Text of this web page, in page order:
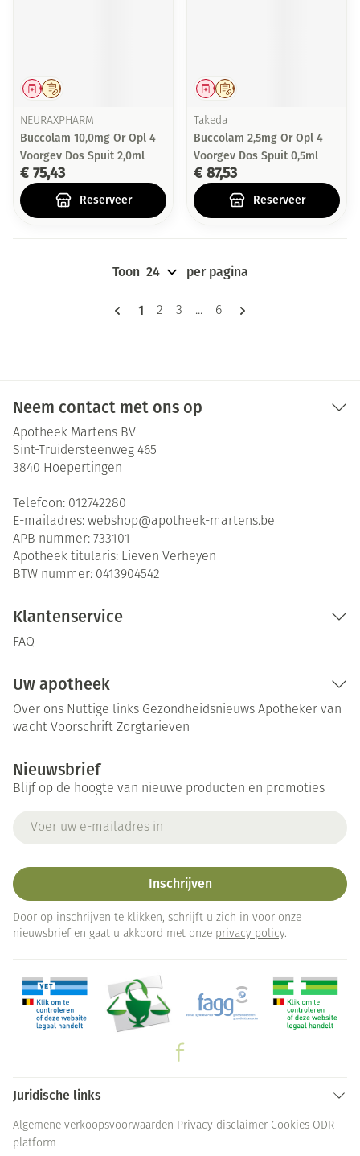
Op voorschrift
Geneesmiddel
NEURAXPHARM
Buccolam 10,0mg Or Opl 4
Voorgev Dos Spuit 2,0ml
€ 75,43
Reserveer
Op voorschrift
Geneesmiddel
Takeda
Buccolam 2,5mg Or Opl 4
Voorgev Dos Spuit 0,5ml
€ 87,53
Reserveer
Pagina's
U lees momenteel pagina
1 Pagina
2 Pagina
3 ... Pagina
6
Toon per pagina
Neem contact met ons op
Apotheek Martens BV
Sint-Truidersteenweg 465
3840 Hoepertingen
Telefoon: 012742280
E-mailadres: webshop@apotheek-martens.be
APB nummer: 733101
Apotheek titularis: Lieven Verheyen
BTW nummer: 0413904542
Klantenservice
FAQ
Uw apotheek
Over ons Nuttige links Gezondheidsnieuws Apotheker van
wacht Voorschrift Zorgtarieven
Nieuwsbrief
Blijf op de hoogte van nieuwe producten en promoties
Inschrijven
Door op inschrijven te klikken, schrijft u zich in voor onze
nieuwsbrief en gaat u akkoord met onze privacy policy.
Juridische links
Algemene verkoopsvoorwaarden Privacy disclaimer Cookies ODR-
platform